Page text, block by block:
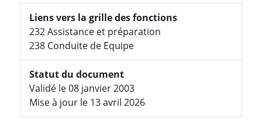
Liens vers la grille des fonctions
232 Assistance et préparation
238 Conduite de Equipe
Statut du document
Validé le 08 janvier 2003
Mise à jour le 13 avril 2026